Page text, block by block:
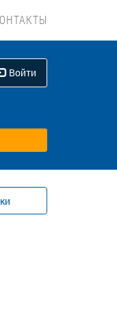
Войти